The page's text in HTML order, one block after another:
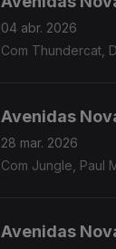
04 abr. 2026
Com Thundercat,
Avenidas
28 mar. 2026
Com Jungle, Paul
Avenidas